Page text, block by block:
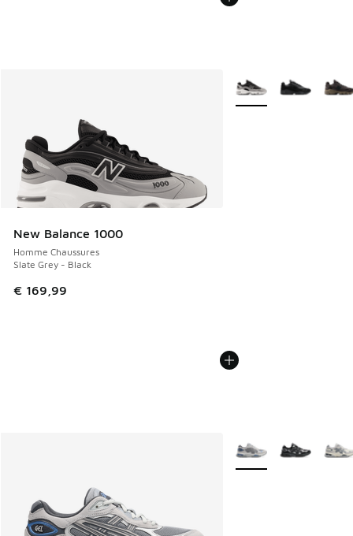
New Balance 1000
Homme Chaussures
Slate Grey - Black
€ 169,99
Plus de couleurs
Plus de couleurs